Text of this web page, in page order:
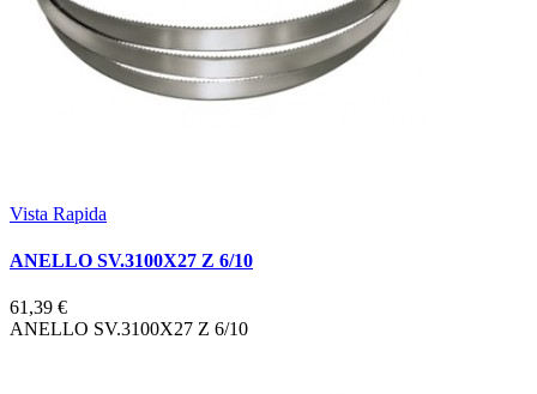
Vista Rapida
ANELLO SV.3100X27 Z 6/10
61,39 €
ANELLO SV.3100X27 Z 6/10